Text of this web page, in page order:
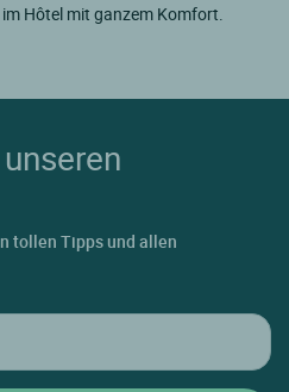
Hôtel mit ganzem Komfort.
tollen Tipps und allen